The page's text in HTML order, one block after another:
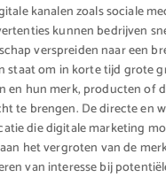
kanalen zoals sociale
kunnen bedrijven
verspreiden naar een
staat om in korte tijd grote
en hun merk, producten of
te brengen. De directe en
die digitale marketing
het vergroten van de
van interesse bij